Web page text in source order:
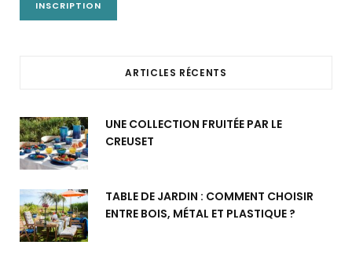
ARTICLES RÉCENTS
UNE COLLECTION FRUITÉE PAR LE
CREUSET
TABLE DE JARDIN : COMMENT CHOISIR
ENTRE BOIS, MÉTAL ET PLASTIQUE ?